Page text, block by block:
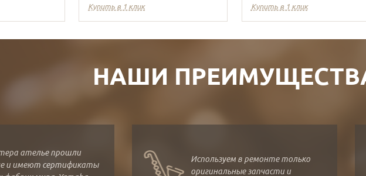
Купить в 1 клик Купить в 1 клик
НАШИ
ателье прошли
и имеют сертификаты
Используем в ремонте только
оригинальные запчасти и